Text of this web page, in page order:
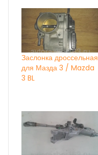
Заслонка дроссельная
для Мазда 3 / Mazda
3 BL